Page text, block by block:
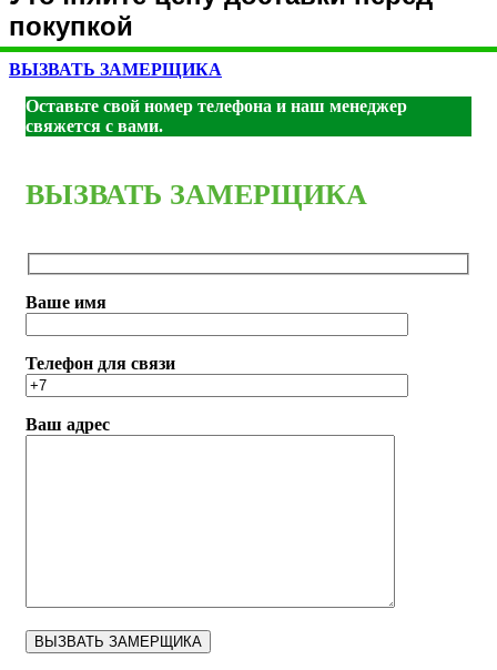
покупкой
ВЫЗВАТЬ ЗАМЕРЩИКА
Оставьте свой номер телефона и наш менеджер
свяжется с вами.
ВЫЗВАТЬ ЗАМЕРЩИКА
Ваше имя
Телефон для связи
Ваш адрес